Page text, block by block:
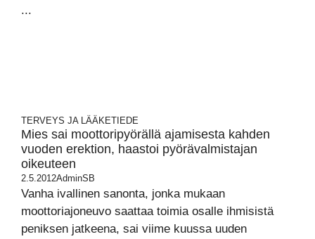
...
TERVEYS JA LÄÄKETIEDE
Mies sai moottoripyörällä ajamisesta kahden
vuoden erektion, haastoi pyörävalmistajan
oikeuteen
2.5.2012AdminSB
Vanha ivallinen sanonta, jonka mukaan
moottoriajoneuvo saattaa toimia osalle ihmisistä
peniksen jatkeena, sai viime kuussa uuden